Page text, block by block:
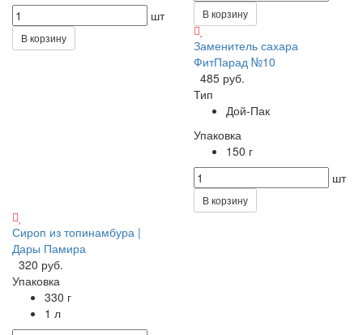
шт
В корзину
В корзину
Заменитель сахара
ФитПарад №10
485 руб.
Тип
Дой-Пак
Упаковка
150 г
шт
В корзину
Сироп из топинамбура |
Дары Памира
320 руб.
Упаковка
330 г
1 л